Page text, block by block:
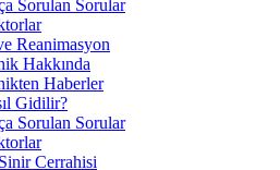
Sorulan Sorular
Reanimasyon
Hakkında
Haberler
Gidilir?
Sorulan Sorular
Cerrahisi